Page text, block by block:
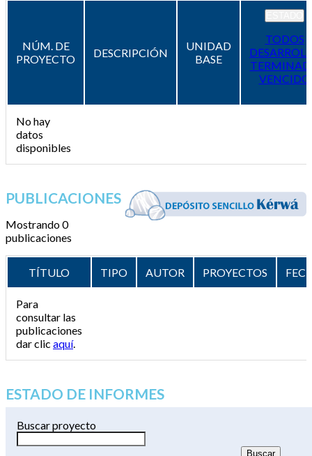
NÚM. DE
PROYECTO
DESCRIPCIÓN
UNIDAD
BASE
TODOS
VENCIDO
No hay
datos
disponibles
PUBLICACIONES
Mostrando 0
publicaciones
TÍTULO TIPO AUTOR PROYECTOS
Para
consultar las
publicaciones
dar clic aquí.
ESTADO DE INFORMES
Buscar proyecto